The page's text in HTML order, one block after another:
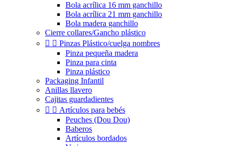
Bola acrílica 16 mm ganchillo
Bola acrílica 21 mm ganchillo
Bola madera ganchillo
Cierre collares/Gancho plástico
  Pinzas Plástico/cuelga nombres
Pinza pequeña madera
Pinza para cinta
Pinza plástico
Packaging Infantil
Anillas llavero
Cajitas guardadientes
  Artículos para bebés
Peuches (Dou Dou)
Baberos
Artículos bordados